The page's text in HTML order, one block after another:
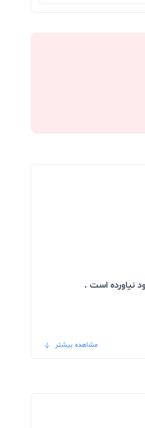
صفحه نمایش این دستگاه که LTPO میباشد و از کیفیت فوق العاده بالایی بهره مند است همچنین روشنایی نمایشگر بسیار بالا است و رفرش ریت دستگاه 120هرتزیمشاهده بیشتر